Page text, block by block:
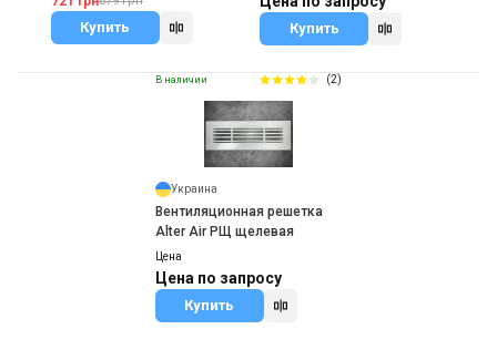
Купить Купить
В наличии (2)
Украина
Вентиляционная решетка
Alter Air РЩ щелевая
Цена
Цена по запросу
Купить